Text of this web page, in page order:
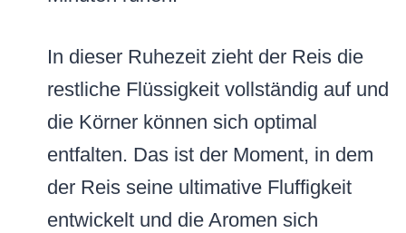
In dieser Ruhezeit zieht der Reis die
restliche Flüssigkeit vollständig auf und
die Körner können sich optimal
entfalten. Das ist der Moment, in dem
der Reis seine ultimative Fluffigkeit
entwickelt und die Aromen sich